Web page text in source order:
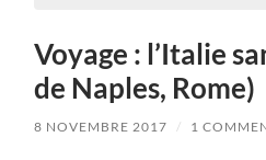
Voyage : l’Italie
de Naples, Rome)
8 NOVEMBRE 2017 / 1